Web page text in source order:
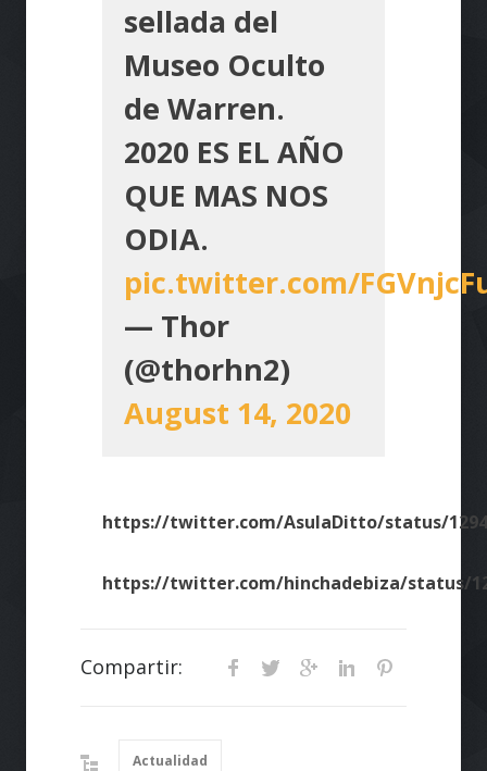
sellada del
Museo Oculto
de Warren.
2020 ES EL AÑO
QUE MAS NOS
ODIA.
pic.twitter.com/
— Thor
(@thorhn2)
August 14, 2020
https://twitter.com/AsulaDitto/status/
https://twitter.com/hinchadebiza/status/
Compartir:
Actualidad